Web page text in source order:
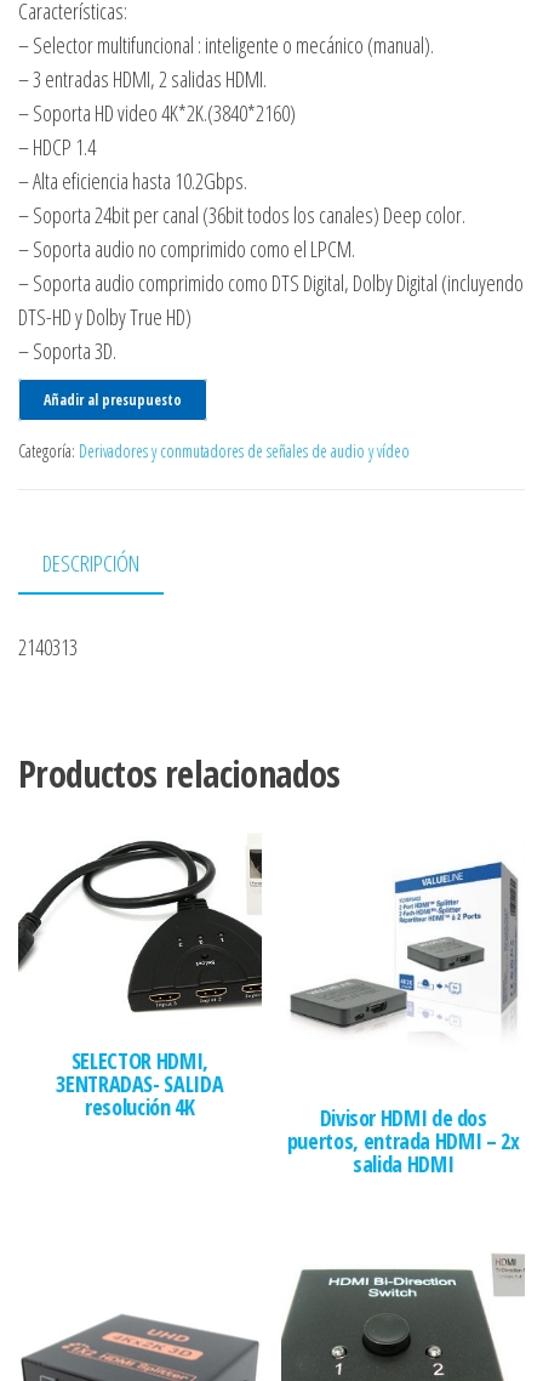
Características:
– Selector multifuncional : inteligente o mecánico (manual).
– 3 entradas HDMI, 2 salidas HDMI.
– Soporta HD video 4K*2K.(3840*2160)
– HDCP 1.4
– Alta eficiencia hasta 10.2Gbps.
– Soporta 24bit per canal (36bit todos los canales) Deep color.
– Soporta audio no comprimido como el LPCM.
– Soporta audio comprimido como DTS Digital, Dolby Digital (incluyendo
DTS-HD y Dolby True HD)
– Soporta 3D.
Añadir al presupuesto
Categoría: Derivadores y conmutadores de señales de audio y vídeo
DESCRIPCIÓN
2140313
Productos relacionados
SELECTOR HDMI,
3ENTRADAS- SALIDA
resolución 4K Divisor HDMI de dos
puertos, entrada HDMI – 2x
salida HDMI